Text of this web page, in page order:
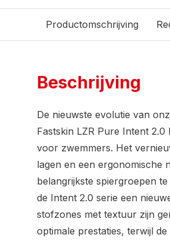
Productomschrijving
Beschrijving
De nieuwste evolutie van
Fastskin LZR Pure Intent
voor zwemmers. Het
lagen en een ergonomische
belangrijkste spiergroepen
de Intent 2.0 serie een
stofzones met textuur zijn
optimale prestaties, terwijl